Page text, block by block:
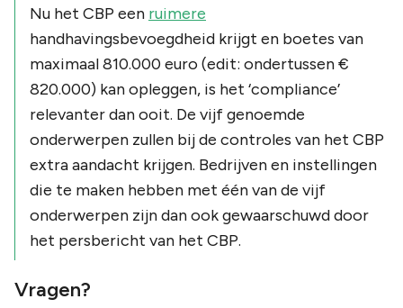
Nu het CBP een ruimere
handhavingsbevoegdheid krijgt en boetes van
maximaal 810.000 euro (edit: ondertussen €
820.000) kan opleggen, is het ‘compliance’
relevanter dan ooit. De vijf genoemde
onderwerpen zullen bij de controles van het CBP
extra aandacht krijgen. Bedrijven en instellingen
die te maken hebben met één van de vijf
onderwerpen zijn dan ook gewaarschuwd door
het persbericht van het CBP.
Vragen?